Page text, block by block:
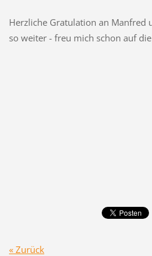
Herzliche Gratulation an Manfred
so weiter - freu mich schon auf
« Zurück